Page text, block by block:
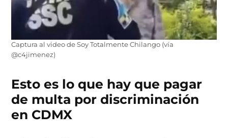
Captura al video de Soy Totalmente Chilango (vía
@c4jimenez)
Esto es lo que hay que pagar
de multa por discriminación
en CDMX